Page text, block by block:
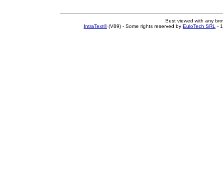
Best viewed with any
IntraText®(V89) - Some rights reserved by EuloTech SRL -